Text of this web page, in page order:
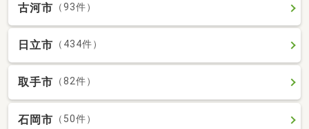
古河市 （93件）
日立市 （434件）
取手市 （82件）
石岡市 （50件）